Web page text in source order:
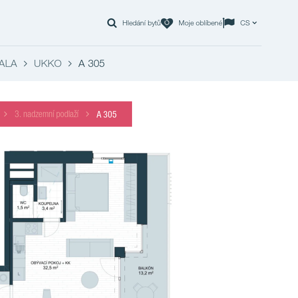
Hledání bytů Moje oblíbené CS
UKKO A 305
3. nadzemní podlaží A 305